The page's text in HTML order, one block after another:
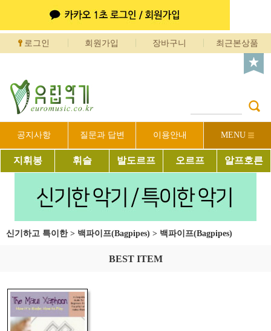
로그인 회원가입 장바구니 최근본상품
공지사항 질문과 답변 이용안내 MENU
지휘봉 휘슬 발도르프 오르프 알프호른
신기하고 특이한> 백파이프(Bagpipes) > 백파이프(Bagpipes)
BEST ITEM